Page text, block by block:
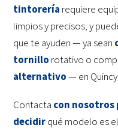
tintorería requiere
limpios y precisos, y
que te ayuden — ya sean
tornillo rotativo o
alternativo— en
Contacta con nosotros
decidirqué modelo es